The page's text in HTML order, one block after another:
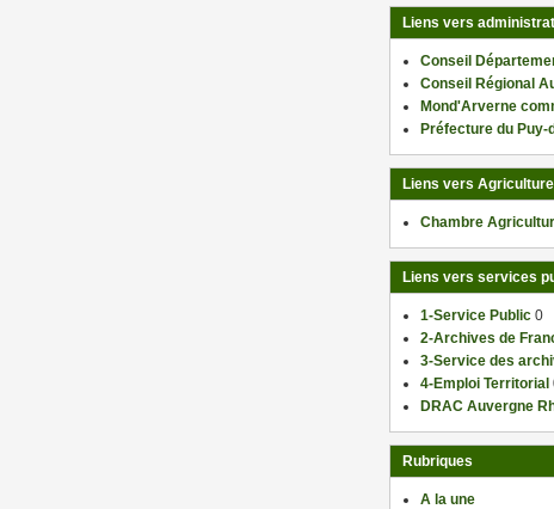
Liens vers
Conseil
Conseil Régional
Mond'Arverne
Préfecture du Puy-
Liens vers Agriculture
Chambre
Liens vers services
1-Service Public 0
2-Archives de
3-Service des
4-Emploi Territorial
DRAC Auvergne
Rubriques
A la une